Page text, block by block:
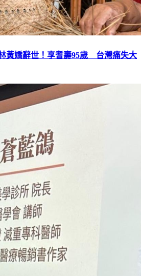
黃嬌辭世！享耆壽95歲 台灣痛失大